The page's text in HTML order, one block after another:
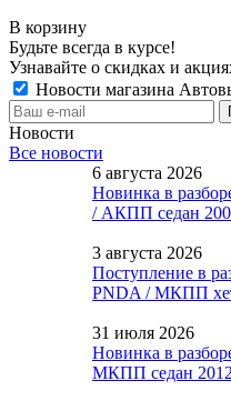
В корзину
Будьте всегда в курсе!
Узнавайте о скидках и
Новости магазина
Новости
Все новости
6 августа 2026
Новинка в
/ АКПП седан
3 августа 2026
Поступление в
PNDA / МКПП
31 июля 2026
Новинка в
МКПП седан